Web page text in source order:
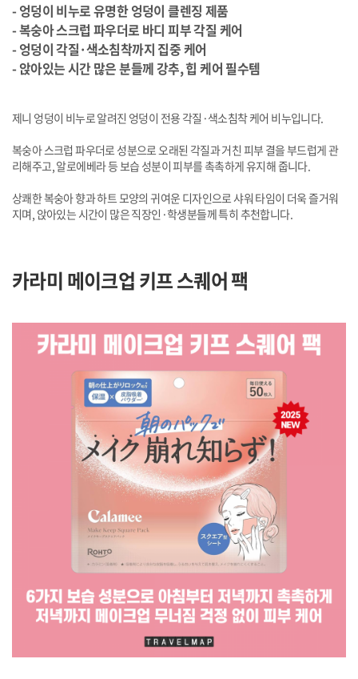
- 엉덩이 비누로 유명한 엉덩이 클렌징 제품
- 복숭아 스크럽 파우더로 바디 피부 각질 케어
- 엉덩이 각질·색소침착까지 집중 케어
- 앉아있는 시간 많은 분들께 강추, 힙 케어 필수템
제니 엉덩이 비누로 알려진 엉덩이 전용 각질·색소침착 케어 비누입니다.
복숭아 스크럽 파우더로 성분으로 오래된 각질과 거친 피부 결을 부드럽게 관
리해주고, 알로에베라 등 보습 성분이 피부를 촉촉하게 유지해 줍니다.
상쾌한 복숭아 향과 하트 모양의 귀여운 디자인으로 샤워 타임이 더욱 즐거워
지며, 앉아있는 시간이 많은 직장인·학생분들께 특히 추천합니다.
카라미 메이크업 키프 스퀘어 팩